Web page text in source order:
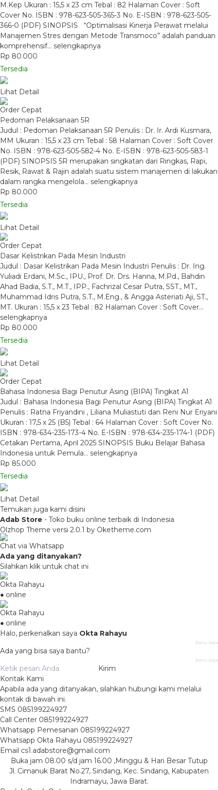
M.Kep Ukuran : 15,5 x 23 cm Tebal : 82 Halaman Cover : Soft
Cover No. ISBN : 978-623-505-365-3 No. E-ISBN : 978-623-505-
366-0 (PDF) SINOPSIS “Optimalisasi Kinerja Perawat melalui
Manajemen Stres dengan Metode Transmoco” adalah panduan
komprehensif… selengkapnya
Rp 80.000
Tersedia
Lihat Detail
Order Cepat
Pedoman Pelaksanaan 5R
Judul : Pedoman Pelaksanaan 5R Penulis : Dr. Ir. Ardi Kusmara,
MM Ukuran : 15,5 x 23 cm Tebal : 58 Halaman Cover : Soft Cover
No. ISBN : 978-623-505-582-4 No. E-ISBN : 978-623-505-583-1
(PDF) SINOPSIS 5R merupakan singkatan dari Ringkas, Rapi,
Resik, Rawat & Rajin adalah suatu sistem manajemen di lakukan
dalam rangka mengelola… selengkapnya
Rp 80.000
Tersedia
Lihat Detail
Order Cepat
Dasar Kelistrikan Pada Mesin Industri
Judul : Dasar Kelistrikan Pada Mesin Industri Penulis : Dr. Ing.
Yuliadi Erdani, M.Sc., IPU., Prof. Dr. Drs. Hanna, M.Pd., Bahdin
Ahad Badia, S.T., M.T., IPP., Fachrizal Cesar Putra, SST., MT.,
Muhammad Idris Putra, S.T., M.Eng., & Angga Asteriati Aji, ST.,
MT. Ukuran : 15,5 x 23 Tebal : 82 Halaman Cover : Soft Cover…
selengkapnya
Rp 80.000
Tersedia
Lihat Detail
Order Cepat
Bahasa Indonesia Bagi Penutur Asing (BIPA) Tingkat A1
Judul : Bahasa Indonesia Bagi Penutur Asing (BIPA) Tingkat A1
Penulis : Ratna Friyandini , Liliana Muliastuti dan Reni Nur Eriyani
Ukuran : 17,5 x 25 (B5) Tebal : 64 Halaman Cover : Soft Cover No.
ISBN : 978-634-235-173-4 No. E-ISBN : 978-634-235-174-1 (PDF)
Cetakan Pertama, April 2025 SINOPSIS Buku Belajar Bahasa
Indonesia untuk Pemula… selengkapnya
Rp 85.000
Tersedia
Lihat Detail
Temukan juga kami disini
Adab Store - Toko buku online terbaik di Indonesia
Olzhop Theme versi 2.0.1 by Oketheme.com
Chat via Whatsapp
Ada yang ditanyakan?
Silahkan klik untuk chat ini
Okta Rahayu
● online
Okta Rahayu
● online
Halo, perkenalkan saya Okta Rahayu
baru saja
Ada yang bisa saya bantu?
baru saja
Kirim
Kontak Kami
Apabila ada yang ditanyakan, silahkan hubungi kami melalui
kontak di bawah ini.
SMS 085199224927
Call Center 085199224927
Whatsapp Pemesanan 085199224927
Whatsapp Okta Rahayu 085199224927
Email cs1.adabstore@gmail.com
Buka jam 08.00 s/d jam 16.00 ,Minggu & Hari Besar Tutup
Jl. Cimanuk Barat No.27, Sindang, Kec. Sindang, Kabupaten
Indramayu, Jawa Barat.